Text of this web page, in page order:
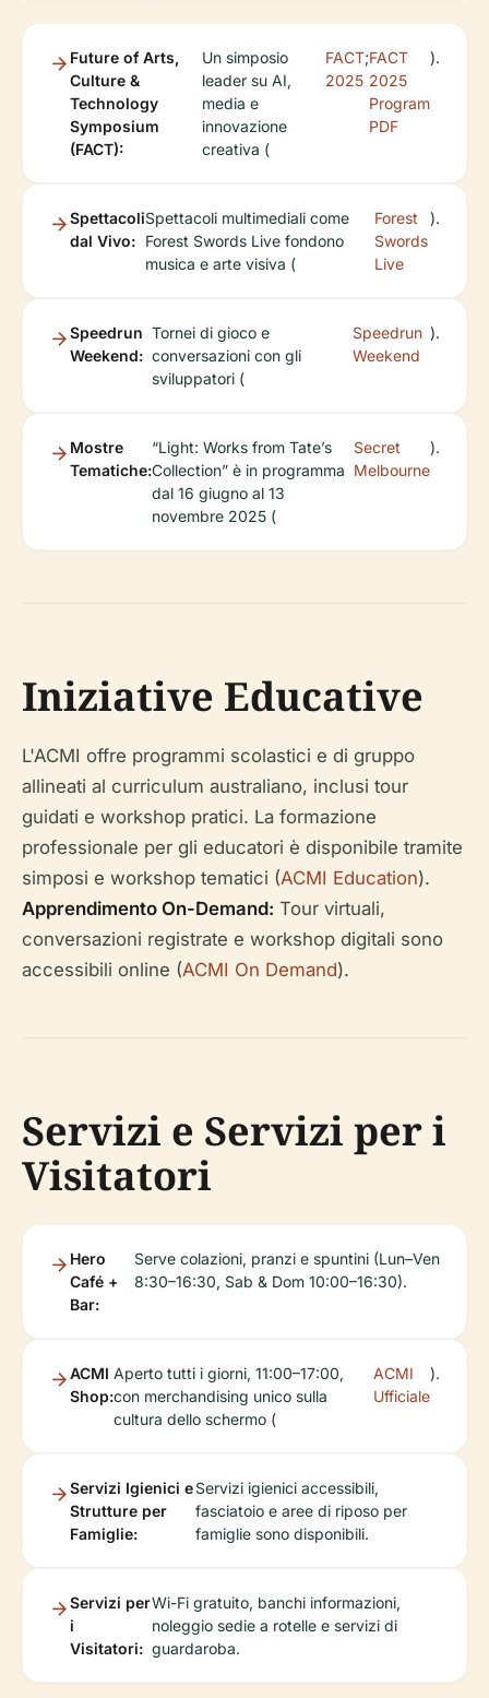
Future of Arts,
Culture &
Technology
Symposium
(FACT):
Un simposio
leader su AI,
media e
innovazione
creativa (
FACT
2025
;FACT
2025
Program
PDF
).
Spettacoli
dal Vivo:
Spettacoli multimediali come
Forest Swords Live fondono
musica e arte visiva (
Forest
Swords
Live
).
Speedrun
Weekend:
Tornei di gioco e
conversazioni con gli
sviluppatori (
Speedrun
Weekend
).
Mostre
Tematiche:
“Light: Works from Tate’s
Collection” è in programma
dal 16 giugno al 13
novembre 2025 (
Secret
Melbourne
).
Iniziative Educative
L'ACMI offre programmi scolastici e di gruppo
allineati al curriculum australiano, inclusi tour
guidati e workshop pratici. La formazione
professionale per gli educatori è disponibile tramite
simposi e workshop tematici (ACMI Education).
Apprendimento On-Demand: Tour virtuali,
conversazioni registrate e workshop digitali sono
accessibili online (ACMI On Demand).
Servizi e Servizi per i
Visitatori
Hero
Café +
Bar:
Serve colazioni, pranzi e spuntini (Lun–Ven
8:30–16:30, Sab & Dom 10:00–16:30).
ACMI
Shop:
Aperto tutti i giorni, 11:00–17:00,
con merchandising unico sulla
cultura dello schermo (
ACMI
Ufficiale
).
Servizi Igienici e
Strutture per
Famiglie:
Servizi igienici accessibili,
fasciatoio e aree di riposo per
famiglie sono disponibili.
Servizi per
i
Visitatori:
Wi-Fi gratuito, banchi informazioni,
noleggio sedie a rotelle e servizi di
guardaroba.